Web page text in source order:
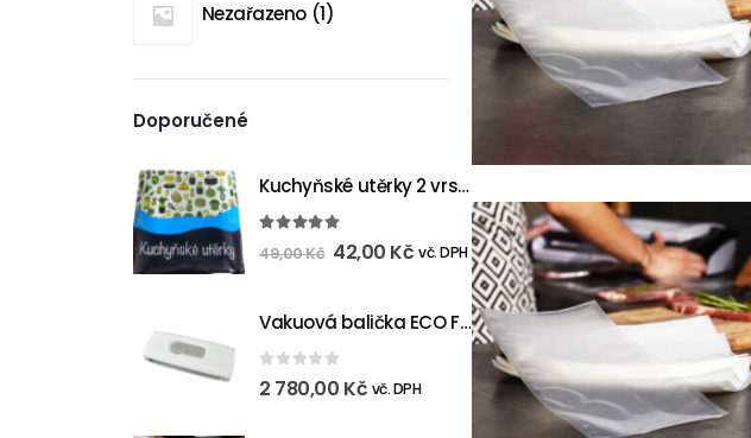
Nezařazeno 1
Doporučené
Kuchyňské utěrky 2 vrstvé 20 m - 2ks
out of 5
49,00Kč 42,00 Kč vč. DPH
Vakuová balička ECO FRESH
0 out of 5
2 780,00 Kč vč. DPH